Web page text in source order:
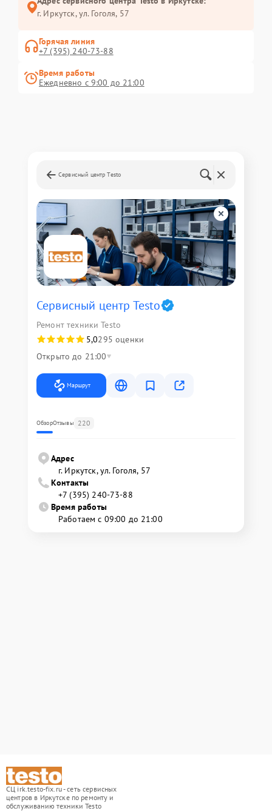
г. Иркутск, ул. ​Гоголя, 57
Горячая линия
+7 (395) 240-73-88
Время работы
Ежедневно с 9:00 до 21:00
Сервисный центр Testo
Сервисный центр Testo
Ремонт техники Testo
5,0295 оценки
Открыто до 21:00
Маршрут
ОбзорОтзывы 220
Адрес
г. Иркутск, ул. ​Гоголя, 57
Контакты
+7 (395) 240-73-88
Время работы
Работаем с 09:00 до 21:00
СЦ irk.testo-fix.ru - сеть сервисных
центров в Иркутске по ремонту и
обслуживанию техники Testo